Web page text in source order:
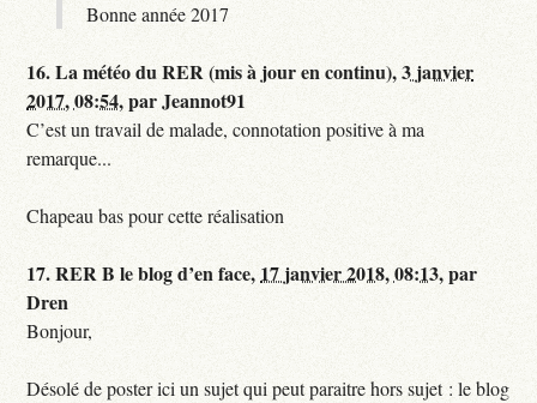
Bonne année 2017
16.La météo du RER (mis à jour en continu),3 janvier
2017, 08:54,parJeannot91
C’est un travail de malade, connotation positive à ma
remarque...
Chapeau bas pour cette réalisation
17.RER B le blog d’en face, 17 janvier 2018, 08:13,par
Dren
Bonjour,
Désolé de poster ici un sujet qui peut paraitre hors sujet : le blog